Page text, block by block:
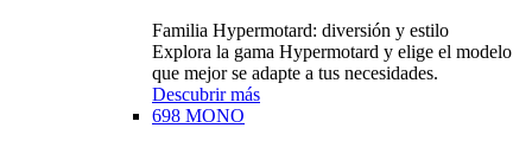
Familia Hypermotard: diversión y estilo
Explora la gama Hypermotard y elige el modelo
que mejor se adapte a tus necesidades.
Descubrir más
698 MONO